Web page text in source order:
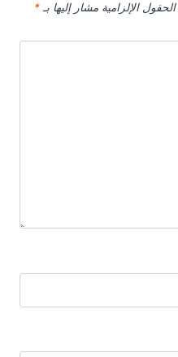
الحقول الإلزامية مشار إليها بـ *